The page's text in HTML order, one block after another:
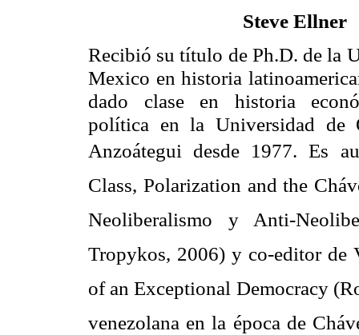
Steve Ellner
Recibió su título de Ph.D. de la
Mexico en historia
dado clase en historia
política en la Universidad de
Anzoátegui desde 1977. Es
Class, Polarization and the
Neoliberalismo y Anti-
Tropykos, 2006) y co-editor de
of an Exceptional Democracy
venezolana en la época de